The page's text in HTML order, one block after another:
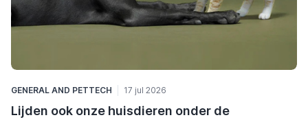
GENERAL AND PETTECH 17 jul 2026
Lijden ook onze huisdieren onder de